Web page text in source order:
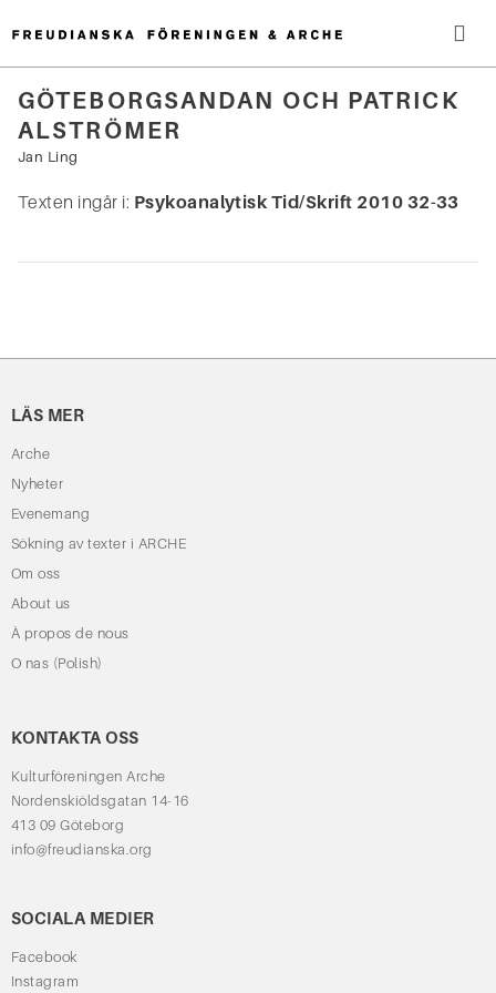
till
innehåll
Sök
efter:
GÖTEBORGSANDAN OCH PATRICK
ALSTRÖMER
Jan Ling
Texten ingår i: Psykoanalytisk Tid/Skrift 2010 32-33
LÄS MER
Arche
Nyheter
Evenemang
Sökning av texter i ARCHE
Om oss
About us
À propos de nous
O nas (Polish)
KONTAKTA OSS
Kulturföreningen Arche
Nordenskiöldsgatan 14-16
413 09 Göteborg
info@freudianska.org
SOCIALA MEDIER
Facebook
Instagram